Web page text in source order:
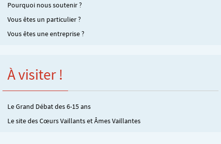
Pourquoi nous soutenir ?
Vous êtes un particulier ?
Vous êtes une entreprise ?
À visiter !
Le Grand Débat des 6-15 ans
Le site des Cœurs Vaillants et Âmes Vaillantes